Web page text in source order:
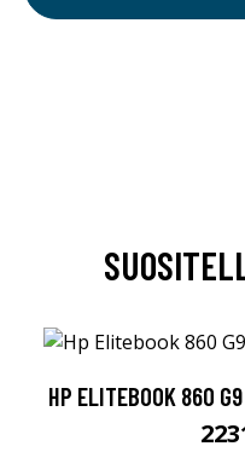
HP ELITEBOOK 860